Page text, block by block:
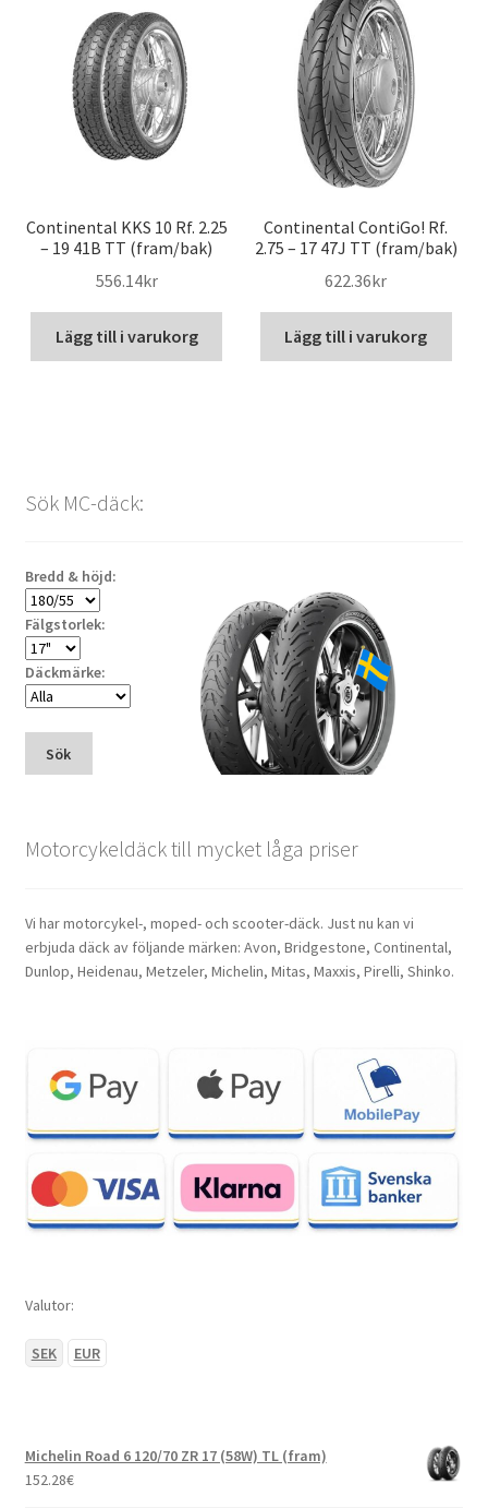
Continental KKS 10 Rf. 2.25
– 19 41B TT (fram/bak)
556.14kr
Lägg till i varukorg
Continental ContiGo! Rf.
2.75 – 17 47J TT (fram/bak)
622.36kr
Lägg till i varukorg
Sök MC-däck:
Bredd & höjd:
Fälgstorlek:
Däckmärke:
Sök
Motorcykeldäck till mycket låga priser
Vi har motorcykel-, moped- och scooter-däck. Just nu kan vi
erbjuda däck av följande märken: Avon, Bridgestone, Continental,
Dunlop, Heidenau, Metzeler, Michelin, Mitas, Maxxis, Pirelli, Shinko.
Valutor:
SEK EUR
Michelin Road 6 120/70 ZR 17 (58W) TL (fram)
152.28€